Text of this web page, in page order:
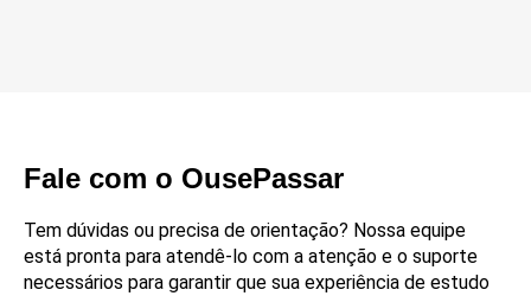
Fale com o OusePassar
Tem dúvidas ou precisa de orientação? Nossa equipe
está pronta para atendê-lo com a atenção e o suporte
necessários para garantir que sua experiência de estudo